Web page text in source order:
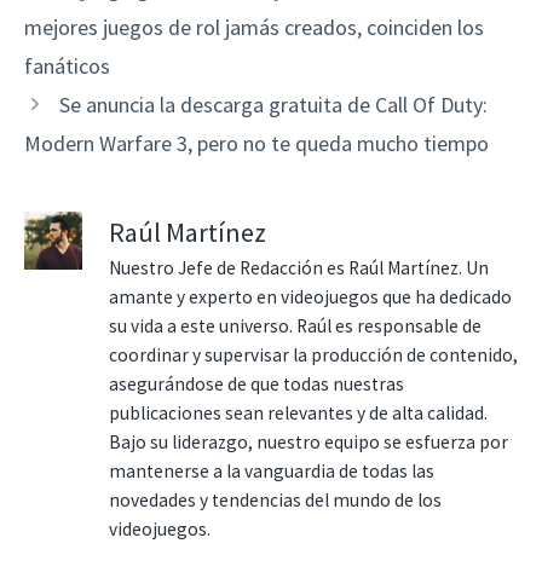
mejores juegos de rol jamás creados, coinciden los
fanáticos
Se anuncia la descarga gratuita de Call Of Duty:
Modern Warfare 3, pero no te queda mucho tiempo
Raúl Martínez
Nuestro Jefe de Redacción es Raúl Martínez. Un
amante y experto en videojuegos que ha dedicado
su vida a este universo. Raúl es responsable de
coordinar y supervisar la producción de contenido,
asegurándose de que todas nuestras
publicaciones sean relevantes y de alta calidad.
Bajo su liderazgo, nuestro equipo se esfuerza por
mantenerse a la vanguardia de todas las
novedades y tendencias del mundo de los
videojuegos.